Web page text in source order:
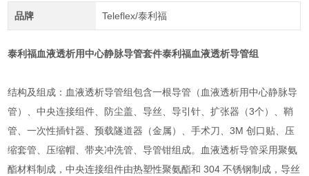
品牌 Teleflex/泰利福
泰利福血液透析用中心静脉导管套件泰利福血液透析导管组
结构及组成：血液透析导管组包含一根导管（血液透析用中心静脉导
管）、中央连接组件、防尘盖、导丝、导引针、扩张器（3个）、鞘
管、一次性插针器、预载隧道器（金属）、手术刀、3M 创口贴、压
缩套管、压缩帽、带夹冲洗管、导管钳组成。血液透析导管采用聚氨
酯材料制成，中央连接组件由热塑性聚氨酯和 304 不锈钢制成，导丝